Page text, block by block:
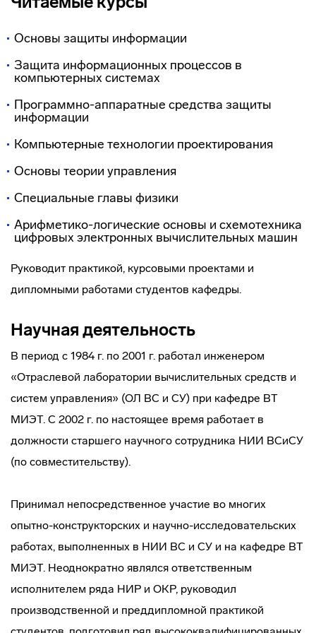
Основы защиты информации
Защита информационных процессов в
компьютерных системах
Программно-аппаратные средства защиты
информации
Компьютерные технологии проектирования
Основы теории управления
Специальные главы физики
Арифметико-логические основы и схемотехника
цифровых электронных вычислительных машин
Руководит практикой, курсовыми проектами и
дипломными работами студентов кафедры.
Научная деятельность
В период с 1984 г. по 2001 г. работал инженером
«Отраслевой лаборатории вычислительных средств и
систем управления» (ОЛ ВС и СУ) при кафедре ВТ
МИЭТ. С 2002 г. по настоящее время работает в
должности старшего научного сотрудника НИИ ВСиСУ
(по совместительству).
Принимал непосредственное участие во многих
опытно-конструкторских и научно-исследовательских
работах, выполненных в НИИ ВС и СУ и на кафедре ВТ
МИЭТ. Неоднократно являлся ответственным
исполнителем ряда НИР и ОКР, руководил
производственной и преддипломной практикой